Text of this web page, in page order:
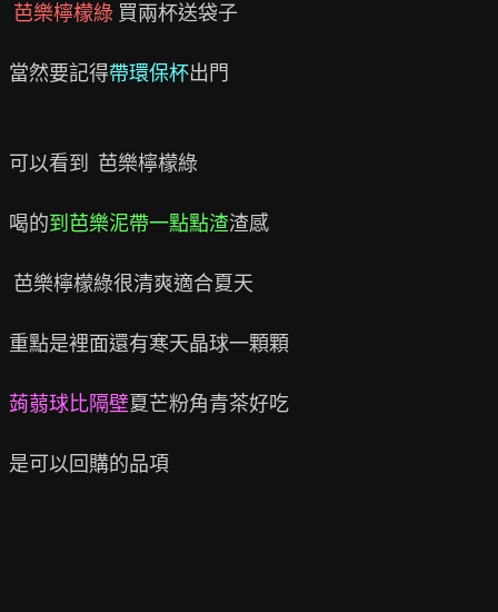
芭樂檸檬綠 買兩杯送袋子
當然要記得帶環保杯出門
可以看到  芭樂檸檬綠
喝的到芭樂泥帶一點點渣渣感
重點是裡面還有寒天晶球一顆顆
蒟蒻球比隔壁夏芒粉角青茶好吃
是可以回購的品項